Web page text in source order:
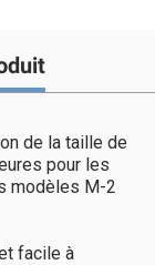
de la taille de
pour les
modèles M-2
facile à